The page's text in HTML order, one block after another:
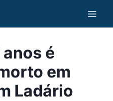
é
em
Ladário